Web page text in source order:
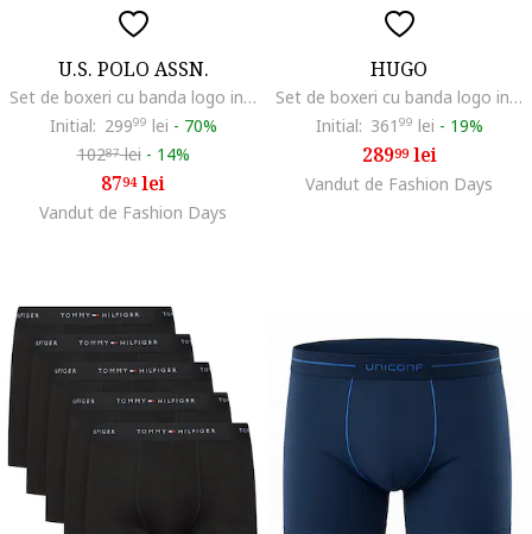
U.S. POLO ASSN.
Set de boxeri cu banda logo in talie - 3 perechi, Rosu/Gri melange/Bleumarin
Initial: 29999 lei - 70%
10287lei - 14%
8794lei
Vandut de Fashion Days
HUGO
Set de boxeri cu banda logo in talie - 5 perechi, Negru stins
Initial: 361 99 lei - 19%
28999lei
Vandut de Fashion Days